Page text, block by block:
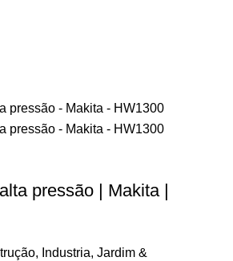
pressão | Makita |
, Industria, Jardim &